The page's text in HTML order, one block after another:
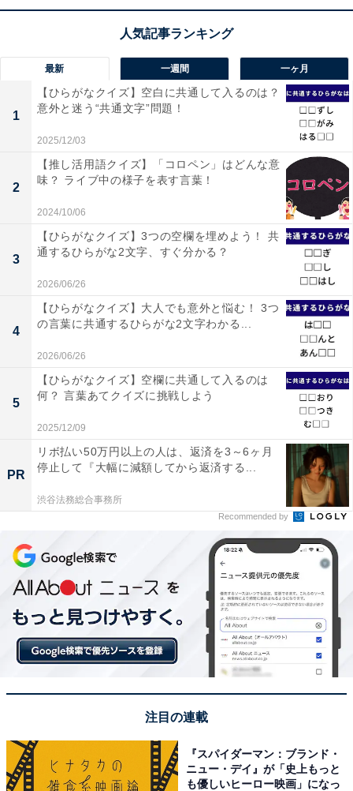
最新 一週間 一ヶ月
1
【ひらがなクイズ】空白に共通して入るのは？
意外と迷う“共通文字”問題！
2025/12/03
2
【推し活用語クイズ】「コロペン」はどんな意
味？ ライブ中の様子を表す言葉！
2024/10/06
3
【ひらがなクイズ】3つの空欄を埋めよう！ 共
通するひらがな2文字、すぐ分かる？
2026/06/26
4
【ひらがなクイズ】大人でも意外と悩む！ 3つ
の言葉に共通するひらがな2文字わかる...
2026/06/26
5
【ひらがなクイズ】空欄に共通して入るのは
何？ 言葉あてクイズに挑戦しよう
2025/12/09
PR
リボ払い50万円以上の人は、返済を3～6ヶ月
停止して『大幅に減額してから返済する...
渋谷法務総合事務所
Recommended by
注目の連載
『スパイダーマン：ブランド・
ニュー・デイ』が「史上もっと
も優しいヒーロー映画」になっ